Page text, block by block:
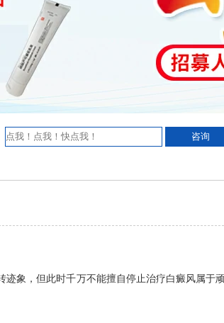
象，但此时千万不能擅自停止治疗白癜风属于